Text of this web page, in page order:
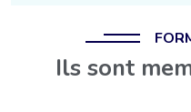
Ils sont